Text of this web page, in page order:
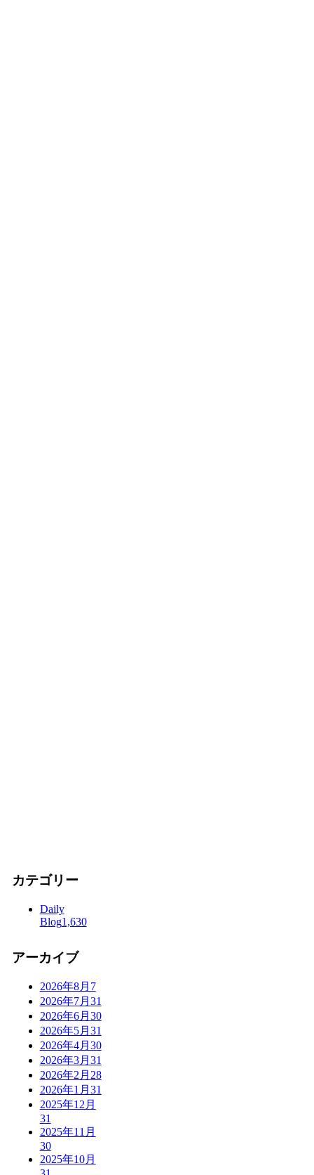
カテゴリー
Daily
Blog1,630
アーカイブ
2026年8月 7
2026年7月 31
2026年6月 30
2026年5月 31
2026年4月 30
2026年3月 31
2026年2月 28
2026年1月 31
2025年12月
31
2025年11月
30
2025年10月